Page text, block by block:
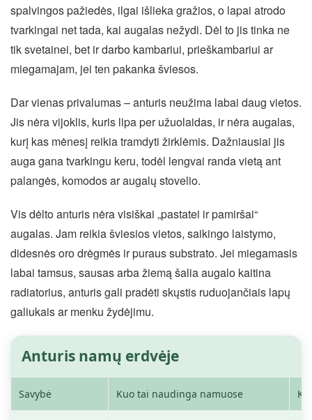
spalvingos pažiedės, ilgai išlieka gražios, o lapai atrodo
tvarkingai net tada, kai augalas nežydi. Dėl to jis tinka ne
tik svetainei, bet ir darbo kambariui, prieškambariui ar
miegamajam, jei ten pakanka šviesos.
Dar vienas privalumas – anturis neužima labai daug vietos.
Jis nėra vijoklis, kuris lipa per užuolaidas, ir nėra augalas,
kurį kas mėnesį reikia tramdyti žirklėmis. Dažniausiai jis
auga gana tvarkingu keru, todėl lengvai randa vietą ant
palangės, komodos ar augalų stovelio.
Vis dėlto anturis nėra visiškai „pastatei ir pamiršai“
augalas. Jam reikia šviesios vietos, saikingo laistymo,
didesnės oro drėgmės ir puraus substrato. Jei miegamasis
labai tamsus, sausas arba žiemą šalia augalo kaitina
radiatorius, anturis gali pradėti skųstis ruduojančiais lapų
galiukais ar menku žydėjimu.
Anturis namų erdvėje
Savybė Kuo tai naudinga namuose